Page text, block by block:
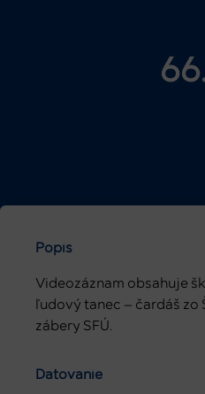
Popis
Videozáznam obsahuje
ľudový tanec – čardáš zo
zábery SFÚ.
Datovanie